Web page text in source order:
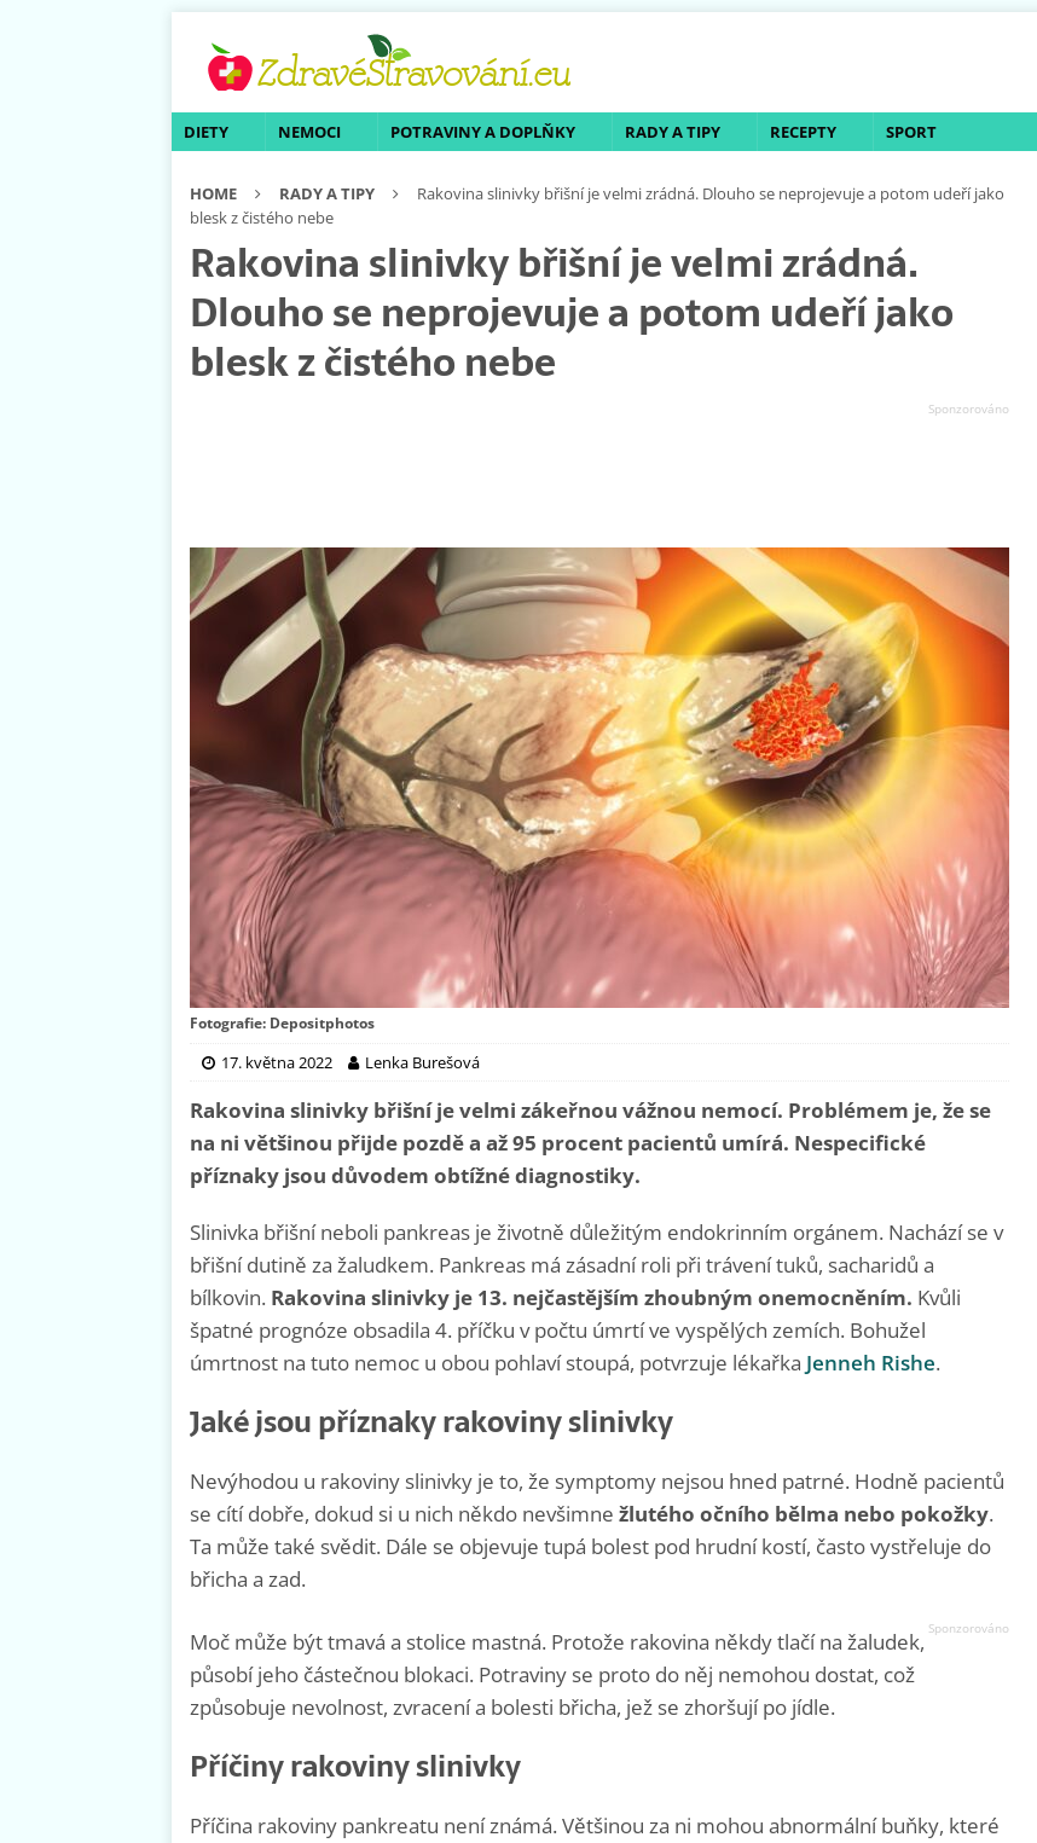
DIETY NEMOCI POTRAVINY A DOPLŇKY RADY A TIPY RECEPTY SPORT
HOME RADY A TIPY
Rakovina slinivky břišní je velmi zrádná. Dlouho se neprojevuje a potom udeří jako
blesk z čistého nebe
Rakovina slinivky břišní je velmi zrádná.
Dlouho se neprojevuje a potom udeří jako
blesk z čistého nebe
Fotografie: Depositphotos
17. května 2022 Lenka Burešová
Rakovina slinivky břišní je velmi zákeřnou vážnou nemocí. Problémem je, že se
na ni většinou přijde pozdě a až 95 procent pacientů umírá. Nespecifické
příznaky jsou důvodem obtížné diagnostiky.
Slinivka břišní neboli pankreas je životně důležitým endokrinním orgánem. Nachází se v
břišní dutině za žaludkem. Pankreas má zásadní roli při trávení tuků, sacharidů a
bílkovin. Rakovina slinivky je 13. nejčastějším zhoubným onemocněním. Kvůli
špatné prognóze obsadila 4. příčku v počtu úmrtí ve vyspělých zemích. Bohužel
úmrtnost na tuto nemoc u obou pohlaví stoupá, potvrzuje lékařka Jenneh Rishe.
Jaké jsou příznaky rakoviny slinivky
Nevýhodou u rakoviny slinivky je to, že symptomy nejsou hned patrné. Hodně pacientů
se cítí dobře, dokud si u nich někdo nevšimne žlutého očního bělma nebo pokožky.
Ta může také svědit. Dále se objevuje tupá bolest pod hrudní kostí, často vystřeluje do
břicha a zad.
Moč může být tmavá a stolice mastná. Protože rakovina někdy tlačí na žaludek,
působí jeho částečnou blokaci. Potraviny se proto do něj nemohou dostat, což
způsobuje nevolnost, zvracení a bolesti břicha, jež se zhoršují po jídle.
Příčiny rakoviny slinivky
Příčina rakoviny pankreatu není známá. Většinou za ni mohou abnormální buňky, které